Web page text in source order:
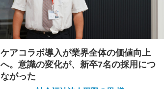
ケアコラボ導入が業界全体の価値向上
へ。意識の変化が、新卒7名の採用につ
ながった